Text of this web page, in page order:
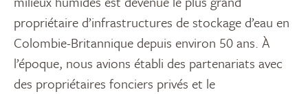
propriétaire d’infrastructures de stockage d’eau en
Colombie-Britannique depuis environ 50 ans. À
l’époque, nous avions établi des partenariats avec
des propriétaires fonciers privés et le